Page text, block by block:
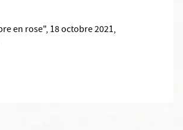
en rose", 18 octobre 2021,